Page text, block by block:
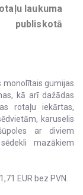
laukuma
monolītais gumijas
kā arī dažādas
rotaļu iekārtas,
karuselis
ar diviem
mazākiem
EUR bez PVN.